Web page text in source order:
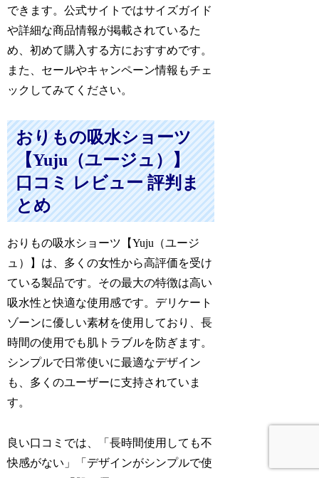
できます。公式サイトではサイズガイド
や詳細な商品情報が掲載されているた
め、初めて購入する方におすすめです。
また、セールやキャンペーン情報もチェ
ックしてみてください。
おりもの吸水ショーツ
【Yuju（ユージュ）】
口コミ レビュー 評判ま
とめ
おりもの吸水ショーツ【Yuju（ユージ
ュ）】は、多くの女性から高評価を受け
ている製品です。その最大の特徴は高い
吸水性と快適な使用感です。デリケート
ゾーンに優しい素材を使用しており、長
時間の使用でも肌トラブルを防ぎます。
シンプルで日常使いに最適なデザイン
も、多くのユーザーに支持されていま
す。
良い口コミでは、「長時間使用しても不
快感がない」「デザインがシンプルで使